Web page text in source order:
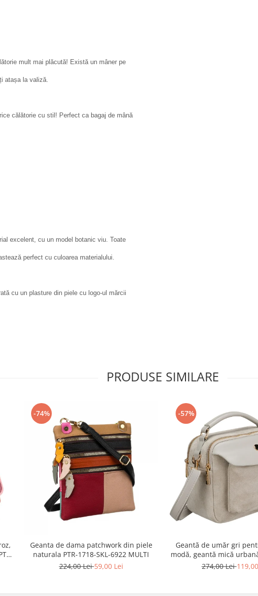
mult mai plăcută! Există un mâner pe
atașa la valiză.
călătorie cu stil! Perfect ca bagaj de mână
excelent, cu un model botanic viu. Toate
perfect cu culoarea materialului.
cu un plasture din piele cu logo-ul mărcii
PRODUSE SIMILARE
-74%
Geanta de dama patchwork din piele
naturala PTR-1718-SKL-6922 MULTI
224,00 Lei59,00 Lei
-57%
Geantă de umăr gri
modă, geantă mică
piele ecologică -
274,00 Lei